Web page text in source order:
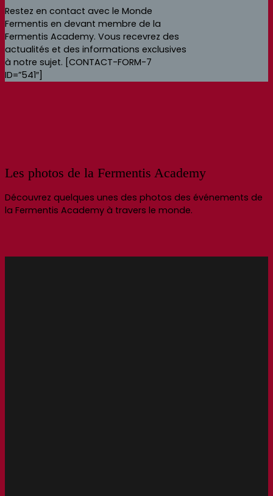
Restez en contact avec le Monde
Fermentis en devant membre de la
Fermentis Academy. Vous recevrez des
actualités et des informations exclusives
à notre sujet. [CONTACT-FORM-7
ID=”541″]
Les photos de la Fermentis Academy
Découvrez quelques unes des photos des événements de
la Fermentis Academy à travers le monde.